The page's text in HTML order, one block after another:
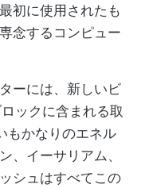
初に使用されたも
念するコンピュー
ーには、新しいビ
ックに含まれる取
もかなりのエネル
、イーサリアム、
シュはすべてこの